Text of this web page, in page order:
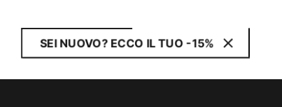
SEI NUOVO? ECCO IL TUO -15%